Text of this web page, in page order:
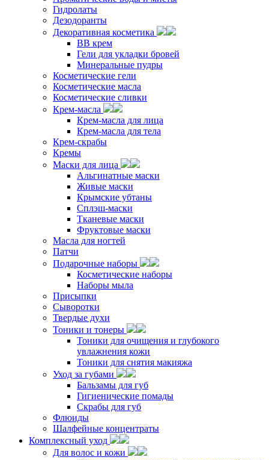
Гидролаты
Дезодоранты
Декоративная косметика
ВВ крем
Гели для укладки бровей
Минеральные пудры
Косметические гели
Косметические масла
Косметические сливки
Крем-масла
Крем-масла для лица
Крем-масла для тела
Крем-скрабы
Кремы
Маски для лица
Альгинатные маски
Живые маски
Крымские убтаны
Сплэш-маски
Тканевые маски
Фруктовые маски
Масла для ногтей
Патчи
Подарочные наборы
Косметические наборы
Наборы мыла
Присыпки
Сыворотки
Твердые духи
Тоники и тонеры
Тоники для очищения и глубокого
увлажнения кожи
Тоники для снятия макияжа
Уход за губами
Бальзамы для губ
Гигиенические помады
Скрабы для губ
Флюиды
Шалфейные концентраты
Комплексный уход
Для волос и кожи